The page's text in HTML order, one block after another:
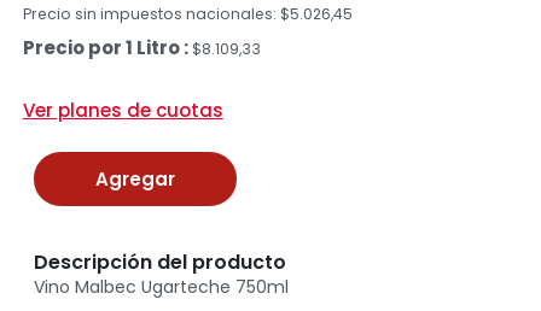
Precio sin impuestos nacionales: $5.026,45
Precio por 1 Litro : $8.109,33
Ver planes de cuotas
Agregar
Descripción del producto
Vino Malbec Ugarteche 750ml